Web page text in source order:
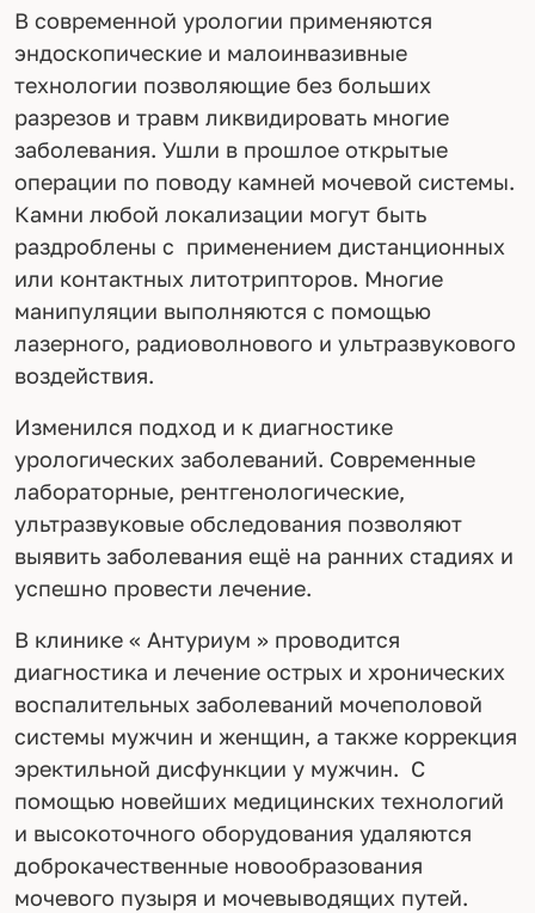
В современной урологии применяются
эндоскопические и малоинвазивные
технологии позволяющие без больших
разрезов и травм ликвидировать многие
заболевания. Ушли в прошлое открытые
операции по поводу камней мочевой системы.
Камни любой локализации могут быть
раздроблены с применением дистанционных
или контактных литотрипторов. Многие
манипуляции выполняются с помощью
лазерного, радиоволнового и ультразвукового
воздействия.
Изменился подход и к диагностике
урологических заболеваний. Современные
лабораторные, рентгенологические,
ультразвуковые обследования позволяют
выявить заболевания ещё на ранних стадиях и
успешно провести лечение.
В клинике « Антуриум » проводится
диагностика и лечение острых и хронических
воспалительных заболеваний мочеполовой
системы мужчин и женщин, а также коррекция
эректильной дисфункции у мужчин. С
помощью новейших медицинских технологий
и высокоточного оборудования удаляются
доброкачественные новообразования
мочевого пузыря и мочевыводящих путей.